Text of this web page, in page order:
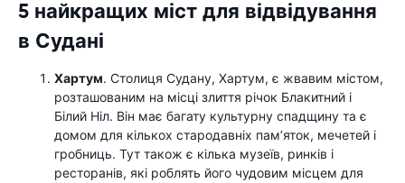
5 найкращих міст для відвідування
в Судані
Хартум. Столиця Судану, Хартум, є жвавим містом,
розташованим на місці злиття річок Блакитний і
Білий Ніл. Він має багату культурну спадщину та є
домом для кількох стародавніх пам’яток, мечетей і
гробниць. Тут також є кілька музеїв, ринків і
ресторанів, які роблять його чудовим місцем для